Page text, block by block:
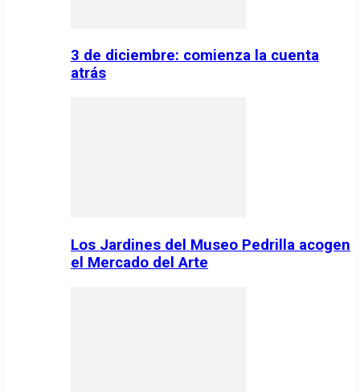
3 de diciembre: comienza la cuenta
atrás
Los Jardines del Museo Pedrilla acogen
el Mercado del Arte